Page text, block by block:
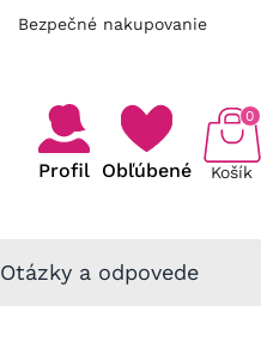
Bezpečné nakupovanie
Profil Obľúbené Košík
0
Otázky a odpovede